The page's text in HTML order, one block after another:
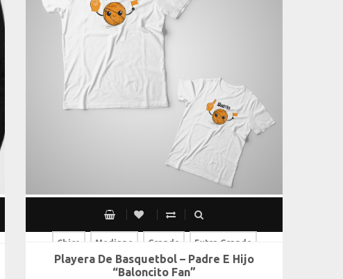
Chico Mediano Grande Extra Grande
Chico Mediano Grande Extra Grande
Playera De Basquetbol – Padre E Hijo
“Baloncito Fan”